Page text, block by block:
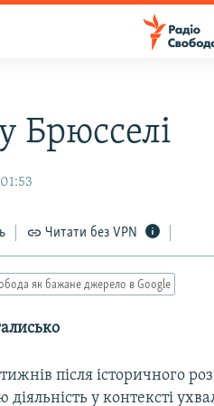
Брюсселі
Читати без VPN
як бажане джерело в Google
тижнів після
діяльність у контексті